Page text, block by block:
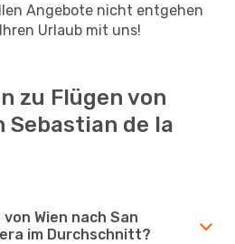
Angebote nicht entgehen
Urlaub mit uns!
zu Flügen von
Sebastian de la
Wien nach San
im Durchschnitt?